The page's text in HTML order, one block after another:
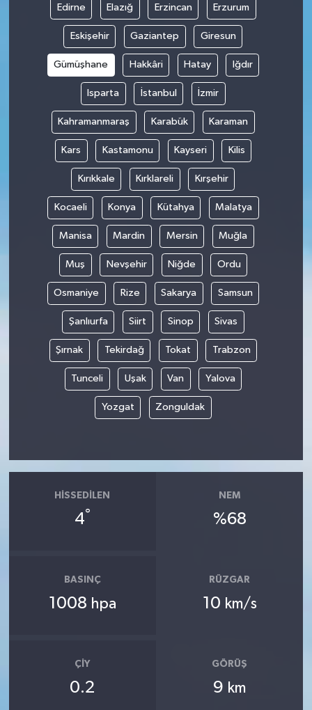
Edirne Elazığ Erzincan Erzurum
Eskişehir Gaziantep Giresun
Gümüşhane Hakkâri Hatay Iğdır
Isparta İstanbul İzmir
Kahramanmaraş Karabük Karaman
Kars Kastamonu Kayseri Kilis
Kırıkkale Kırklareli Kırşehir
Kocaeli Konya Kütahya Malatya
Manisa Mardin Mersin Muğla
Muş Nevşehir Niğde Ordu
Osmaniye Rize Sakarya Samsun
Şanlıurfa Siirt Sinop Sivas
Şırnak Tekirdağ Tokat Trabzon
Tunceli Uşak Van Yalova
Yozgat Zonguldak
HISSEDILEN
4°
NEM
%68
BASINÇ
1008 hpa
RÜZGAR
10 km/s
ÇIY
0.2
GÖRÜŞ
9 km